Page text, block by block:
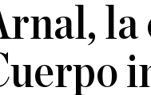
la